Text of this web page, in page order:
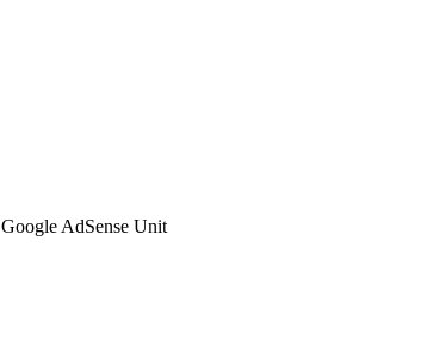
Google AdSense Unit